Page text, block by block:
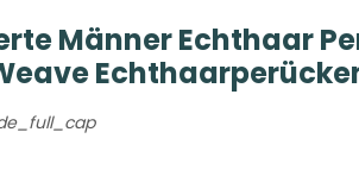
Männer Echthaar